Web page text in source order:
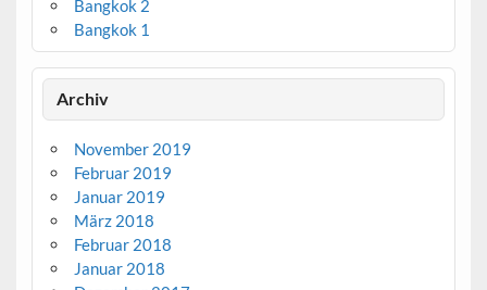
Bangkok 2
Bangkok 1
Archiv
November 2019
Februar 2019
Januar 2019
März 2018
Februar 2018
Januar 2018